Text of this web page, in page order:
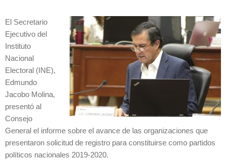
El Secretario
Ejecutivo del
Instituto
Nacional
Electoral (INE),
Edmundo
Jacobo Molina,
presentó al
Consejo
General el informe sobre el avance de las organizaciones que
presentaron solicitud de registro para constituirse como partidos
políticos nacionales 2019-2020.